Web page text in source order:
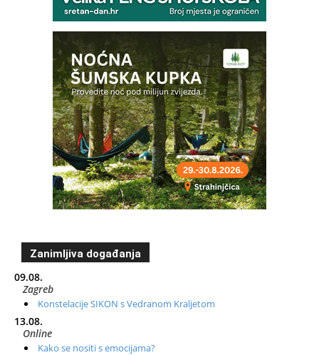
Zanimljiva događanja
09.08.
Zagreb
Konstelacije SIKON s Vedranom Kraljetom
13.08.
Online
Kako se nositi s emocijama?